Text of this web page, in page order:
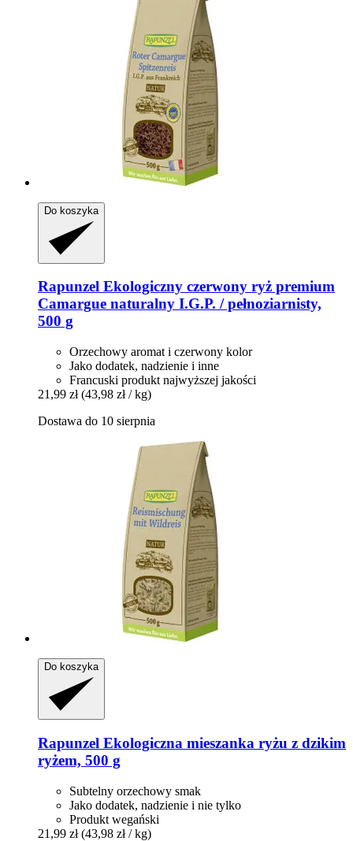
Do koszyka
Rapunzel Ekologiczny czerwony ryż premium
Camargue naturalny I.G.P. / pełnoziarnisty,
500 g
Orzechowy aromat i czerwony kolor
Jako dodatek, nadzienie i inne
Francuski produkt najwyższej jakości
21,99 zł (43,98 zł / kg)
Dostawa do 10 sierpnia
Do koszyka
Rapunzel Ekologiczna mieszanka ryżu z dzikim
ryżem, 500 g
Subtelny orzechowy smak
Jako dodatek, nadzienie i nie tylko
Produkt wegański
21,99 zł (43,98 zł / kg)